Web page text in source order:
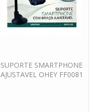
SUPORTE SMARTPHONE
AJUSTAVEL OHEY FF0081